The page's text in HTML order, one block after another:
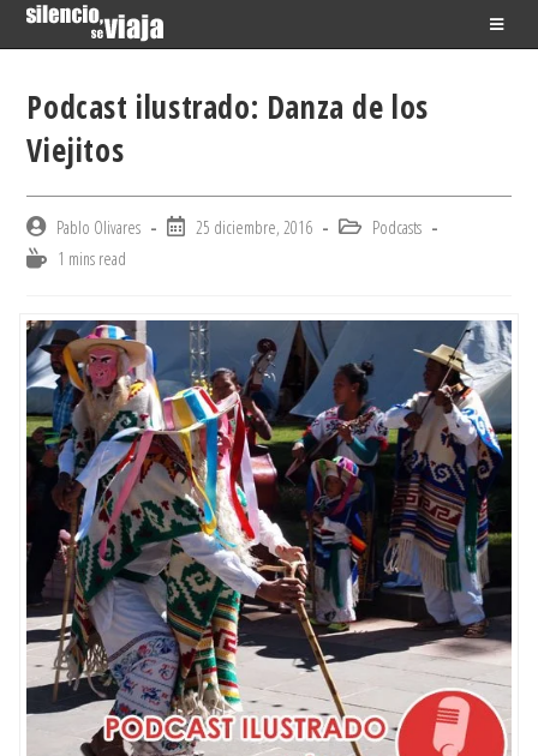
Podcast ilustrado: Danza de los
Viejitos
Post
author:
Pablo Olivares
Post 25 diciembre, 2016
Post Podcasts
Reading1 mins read